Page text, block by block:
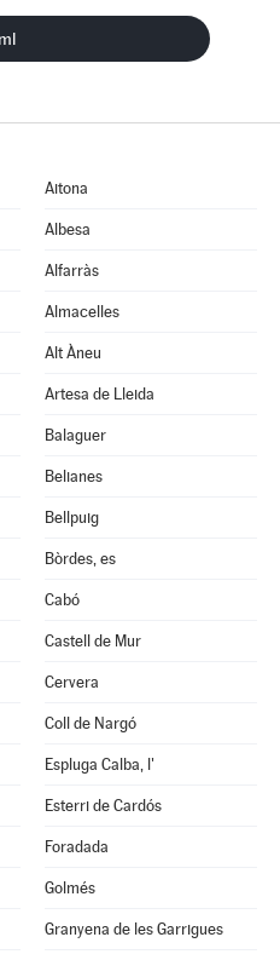
Aitona
Albesa
Alfarràs
Almacelles
Alt Àneu
Artesa de Lleida
Balaguer
Belianes
Bellpuig
Bòrdes, es
Cabó
Castell de Mur
Cervera
Coll de Nargó
Espluga Calba, l'
Esterri de Cardós
Foradada
Golmés
Granyena de les Garrigues